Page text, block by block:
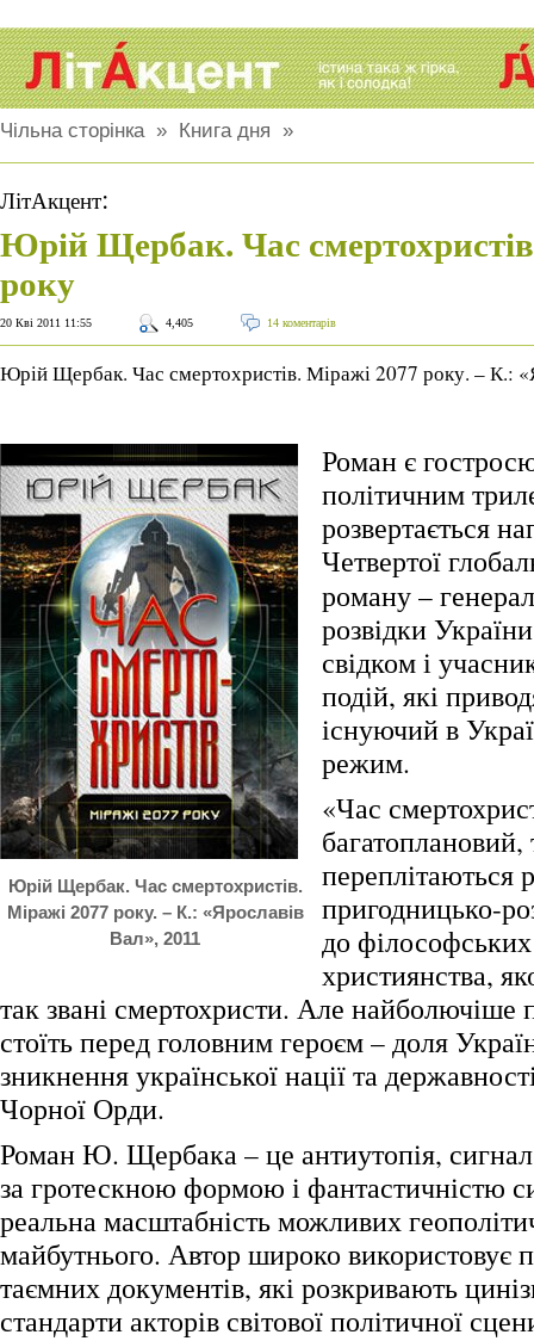
Чільна сторінка» Книга дня »
ЛітАкцент:
Юрій Щербак. Час
року
20 Кві 2011 11:55 4,405 14 коментарів
Юрій Щербак. Час смертохристів. Міражі 2077 року. – К.:
Юрій Щербак. Час смертохристів.
Міражі 2077 року. – К.: «Ярославів
Вал», 2011
Роман є
політичним
розвертається
Четвертої
роману –
розвідки
свідком і
подій, які
існуючий в
режим.
«Час
багатоплановий,
переплітаються
пригодницько-
до
християнства,
так звані смертохристи. Але найболючіше
стоїть перед головним героєм – доля
зникнення української нації та
Чорної Орди.
Роман Ю. Щербака – це антиутопія,
за гротескною формою і фантастичністю
реальна масштабність можливих
майбутнього. Автор широко використовує
таємних документів, які розкривають
стандарти акторів світової політичної